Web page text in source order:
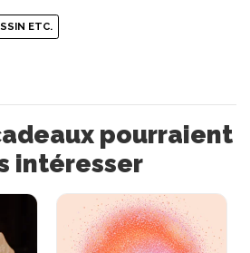
ETC.
pourraient
intéresser